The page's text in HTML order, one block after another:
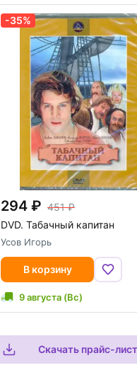
-35%
294
451
DVD. Табачный капитан
Усов Игорь
В корзину
9 августа (Вс)
Скачать прайс-